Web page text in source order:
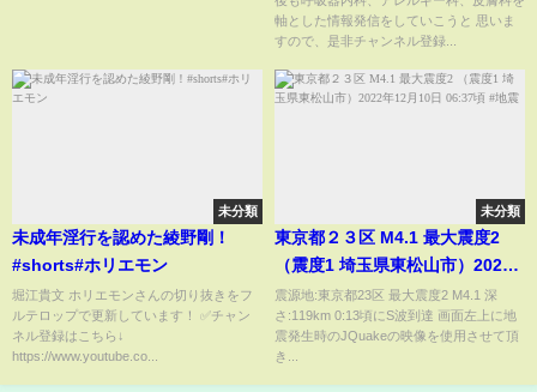
軸とした情報発信をしていこうと 思いま
すので、是非チャンネル登録...
未分類
未成年淫行を認めた綾野剛！
#shorts#ホリエモン
堀江貴文 ホリエモンさんの切り抜きをフ
ルテロップで更新しています！ ✅チャン
ネル登録はこちら↓
https://www.youtube.co...
未分類
東京都２３区 M4.1 最大震度2
（震度1 埼玉県東松山市）2022
年12月10日 06:37頃 #地震
震源地:東京都23区 最大震度2 M4.1 深
さ:119km 0:13頃にS波到達 画面左上に地
震発生時のJQuakeの映像を使用させて頂
き...